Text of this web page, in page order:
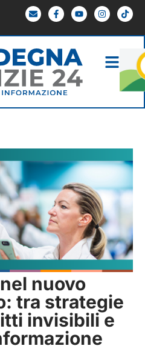
nuovo
tra strategie
invisibili e